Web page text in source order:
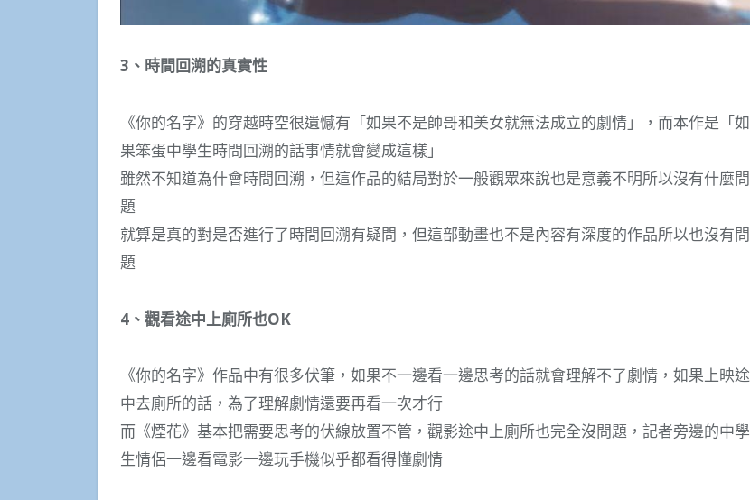
3、時間回溯的真實性
《你的名字》的穿越時空很遺憾有「如果不是帥哥和美女就無法成立的劇情」，而本作是「如
果笨蛋中學生時間回溯的話事情就會變成這樣」
雖然不知道為什會時間回溯，但這作品的結局對於一般觀眾來說也是意義不明所以沒有什麼問
題
就算是真的對是否進行了時間回溯有疑問，但這部動畫也不是內容有深度的作品所以也沒有問
題
4、觀看途中上廁所也OK
《你的名字》作品中有很多伏筆，如果不一邊看一邊思考的話就會理解不了劇情，如果上映途
中去廁所的話，為了理解劇情還要再看一次才行
而《煙花》基本把需要思考的伏線放置不管，觀影途中上廁所也完全沒問題，記者旁邊的中學
生情侶一邊看電影一邊玩手機似乎都看得懂劇情